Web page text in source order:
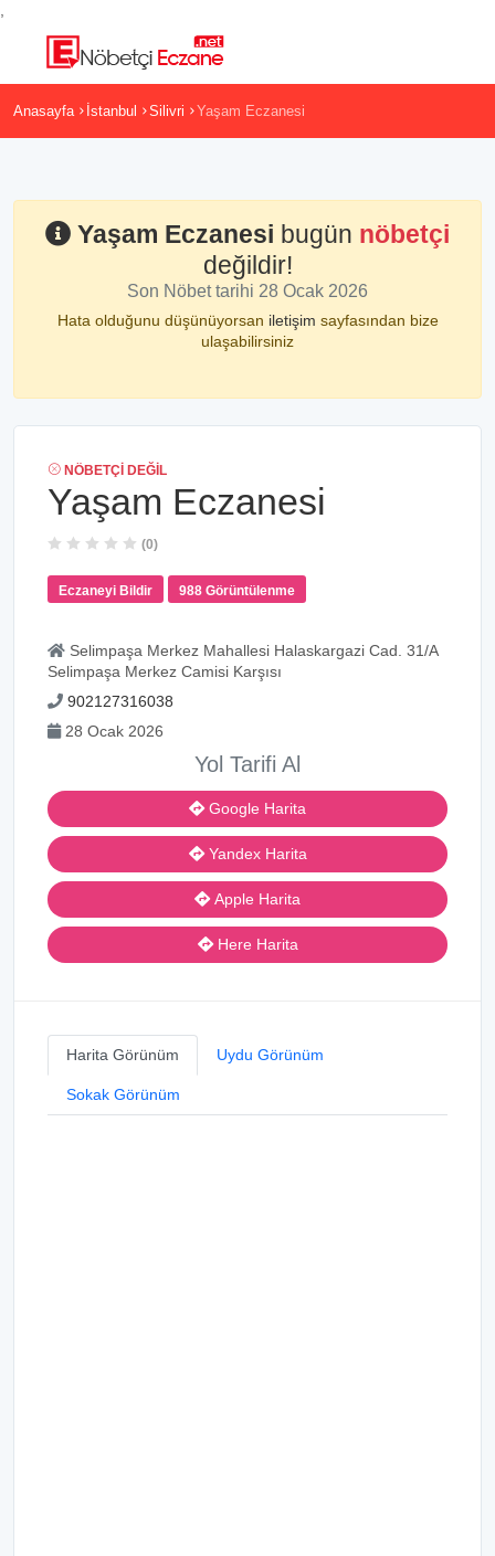
Anasayfa İstanbul Silivri Yaşam Eczanesi
Yaşam Eczanesi bugün nöbetçi
değildir!
Son Nöbet tarihi 28 Ocak 2026
Hata olduğunu düşünüyorsan iletişim sayfasından bize
ulaşabilirsiniz
NÖBETÇI DEĞIL
Yaşam Eczanesi
(0)
Eczaneyi Bildir 988 Görüntülenme
Selimpaşa Merkez Mahallesi Halaskargazi Cad. 31/A
Selimpaşa Merkez Camisi Karşısı
902127316038
28 Ocak 2026
Yol Tarifi Al
Google Harita
Yandex Harita
Apple Harita
Here Harita
Harita Görünüm Uydu Görünüm
Sokak Görünüm